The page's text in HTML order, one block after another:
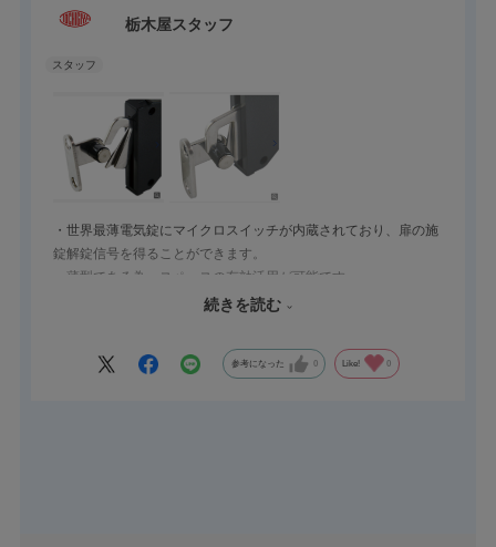
栃木屋スタッフ
・世界最薄電気錠にマイクロスイッチが内蔵されており、扉の施
錠解錠信号を得ることができます。
・薄型である為、スペースの有効活用が可能です。
・キーパーの勘合部には特別なホルダー金具を備えており、収容
続きを読む
参考になった 0 Like! 0